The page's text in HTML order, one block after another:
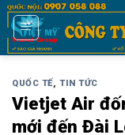
Bỏ
qua
nội
QUỐC TẾ,TIN TỨC
Vietjet Air
mới đến Đài